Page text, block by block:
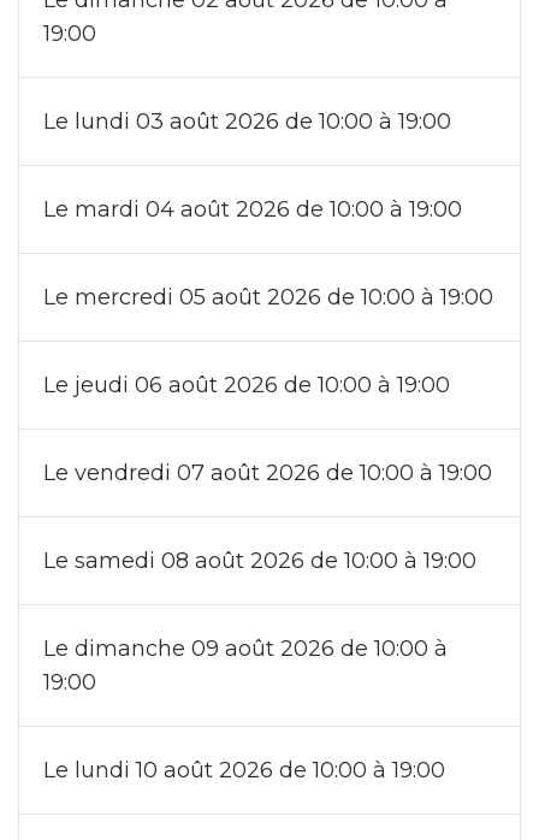
19:00
Le lundi 03 août 2026 de 10:00 à 19:00
Le mardi 04 août 2026 de 10:00 à 19:00
Le mercredi 05 août 2026 de 10:00 à 19:00
Le jeudi 06 août 2026 de 10:00 à 19:00
Le vendredi 07 août 2026 de 10:00 à 19:00
Le samedi 08 août 2026 de 10:00 à 19:00
Le dimanche 09 août 2026 de 10:00 à
19:00
Le lundi 10 août 2026 de 10:00 à 19:00